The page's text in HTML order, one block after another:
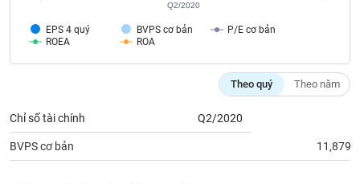
EPS 4 quý BVPS cơ bản
P/E cơ bản
ROEA
ROA
Q2/2020
Theo quý Theo năm
Chỉ số tài chính Q2/2020
BVPS cơ bản 11,879
chính